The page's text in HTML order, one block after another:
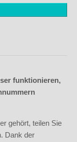
funktionieren,
gehört, teilen Sie
Dank der